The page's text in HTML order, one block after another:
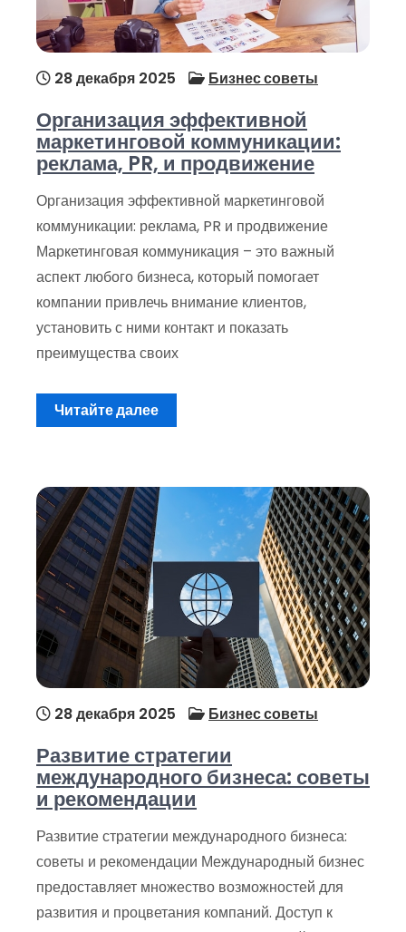
28 декабря 2025 Бизнес советы
Организация эффективной
маркетинговой коммуникации:
реклама, PR, и продвижение
Организация эффективной маркетинговой
коммуникации: реклама, PR и продвижение
Маркетинговая коммуникация – это важный
аспект любого бизнеса, который помогает
компании привлечь внимание клиентов,
установить с ними контакт и показать
преимущества своих
Читайте далее
28 декабря 2025 Бизнес советы
Развитие стратегии
международного бизнеса: советы
и рекомендации
Развитие стратегии международного бизнеса:
советы и рекомендации Международный бизнес
предоставляет множество возможностей для
развития и процветания компаний. Доступ к